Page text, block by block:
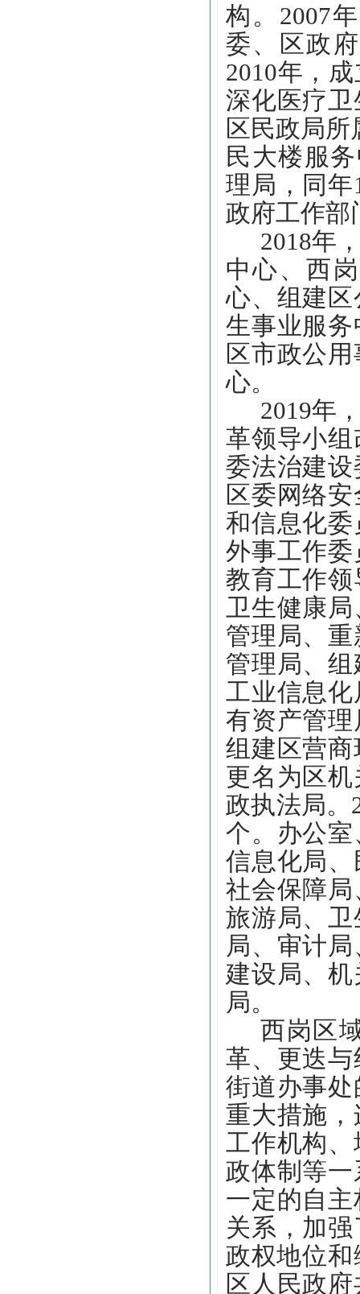
构。2007
委、区政
2010年，
深化医疗卫
区民政局
民大楼服
理局，同
政府工作部
2018年
中心、西
心、组建
生事业服
区市政公
心。
2019年
革领导小
委法治建
区委网络
和信息化
外事工作
教育工作
卫生健康
管理局、
管理局、
工业信息
有资产管
组建区营
更名为区
政执法局。
个。办公
信息化局
社会保障
旅游局、
局、审计
建设局、
局。
西岗区
革、更迭与
街道办事
重大措施
工作机构
政体制等
一定的自
关系，加
政权地位和
区人民政